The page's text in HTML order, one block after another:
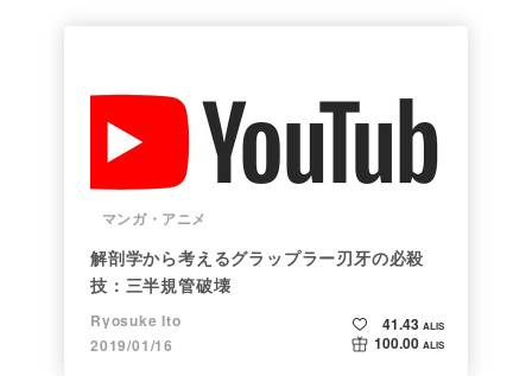
マンガ・アニメ
解剖学から考えるグラップラー刃牙の必殺
技：三半規管破壊
Ryosuke Ito
2019/01/16
41.43 ALIS
100.00 ALIS